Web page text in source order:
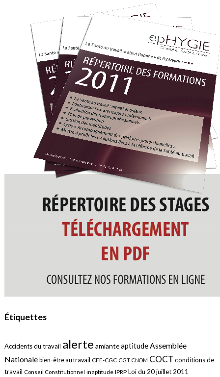
Étiquettes
Accidents du travail alerte amianteaptitude Assemblée
Nationale bien-être au travail CFE-CGC CGT CNOM COCT conditions de
travail Conseil Constitutionnel inaptitude IPRP Loi du 20 juillet 2011